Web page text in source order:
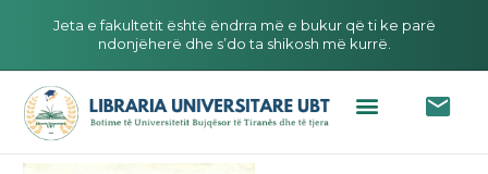
Jeta e fakultetit është ëndrra më e bukur që ti ke parë
ndonjëherë dhe s’do ta shikosh më kurrë.